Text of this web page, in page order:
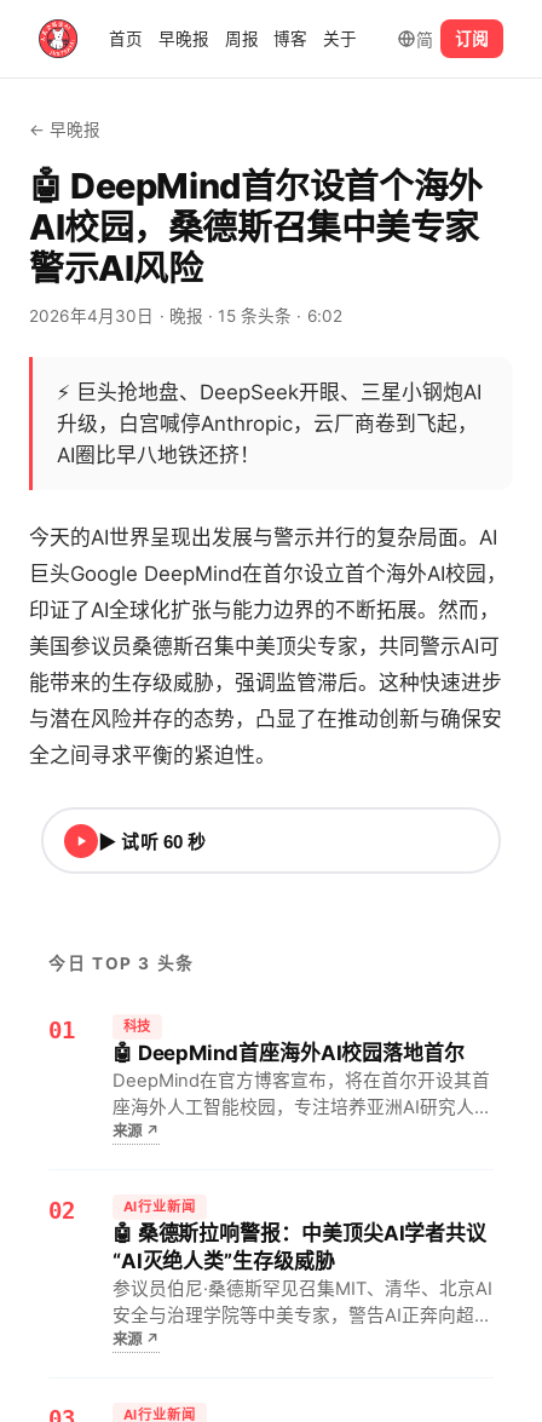
首页 早晚报 周报 博客 关于 简 订阅
← 早晚报
🤖 DeepMind首尔设首个海外
AI校园，桑德斯召集中美专家
警示AI风险
2026年4月30日 · 晚报 · 15 条头条 · 6:02
⚡ 巨头抢地盘、DeepSeek开眼、三星小钢炮AI
升级，白宫喊停Anthropic，云厂商卷到飞起，
AI圈比早八地铁还挤！
今天的AI世界呈现出发展与警示并行的复杂局面。AI
巨头Google DeepMind在首尔设立首个海外AI校园，
印证了AI全球化扩张与能力边界的不断拓展。然而，
美国参议员桑德斯召集中美顶尖专家，共同警示AI可
能带来的生存级威胁，强调监管滞后。这种快速进步
与潜在风险并存的态势，凸显了在推动创新与确保安
全之间寻求平衡的紧迫性。
▶ 试听 60 秒
今日 TOP 3 头条
01 科技
🤖 DeepMind首座海外AI校园落地首尔
DeepMind在官方博客宣布，将在首尔开设其首
座海外人工智能校园，专注培养亚洲AI研究人
才。对韩国及亚太开发者意味着可就近接触前沿
来源↗
02 AI行业新闻
🤖 桑德斯拉响警报：中美顶尖AI学者共议
“AI灭绝人类”生存级威胁
参议员伯尼·桑德斯罕见召集MIT、清华、北京AI
安全与治理学院等中美专家，警告AI正奔向超智
能却缺乏控制，就业、隐私与儿童福祉已现即时
来源↗
AI行业新闻